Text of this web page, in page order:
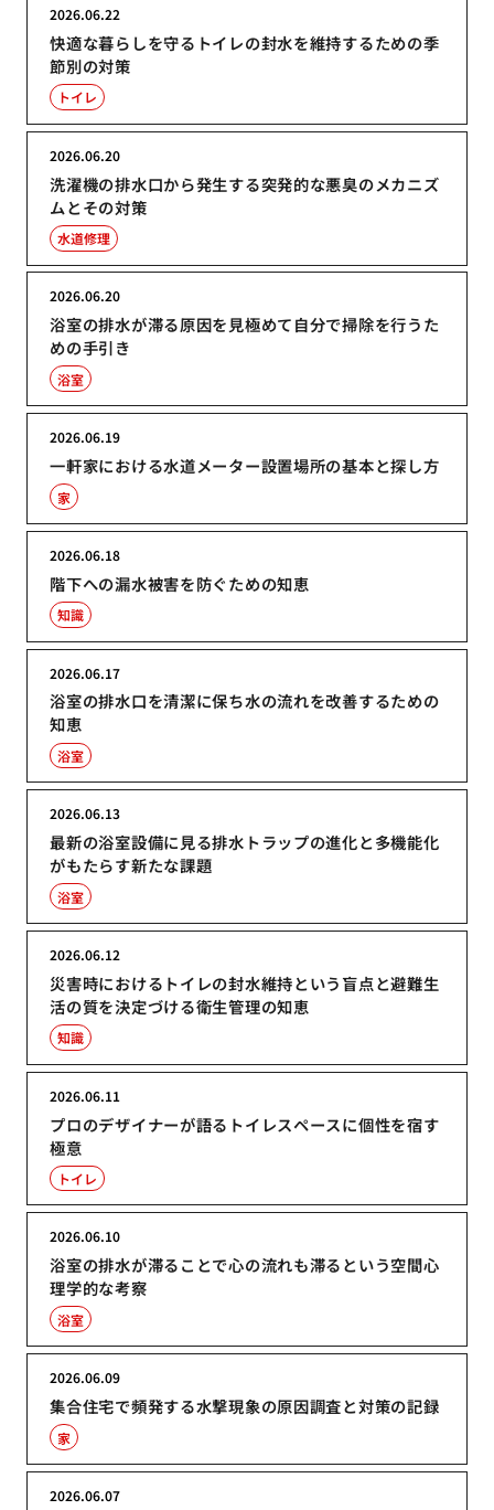
快適な暮らしを守るトイレの封水を維持するための季
節別の対策
2026.06.22
トイレ
洗濯機の排水口から発生する突発的な悪臭のメカニズ
ムとその対策
2026.06.20
水道修理
浴室の排水が滞る原因を見極めて自分で掃除を行うた
めの手引き
2026.06.20
浴室
一軒家における水道メーター設置場所の基本と探し方
2026.06.19
家
階下への漏水被害を防ぐための知恵
2026.06.18
知識
浴室の排水口を清潔に保ち水の流れを改善するための
知恵
2026.06.17
浴室
最新の浴室設備に見る排水トラップの進化と多機能化
がもたらす新たな課題
2026.06.13
浴室
災害時におけるトイレの封水維持という盲点と避難生
活の質を決定づける衛生管理の知恵
2026.06.12
知識
プロのデザイナーが語るトイレスペースに個性を宿す
極意
2026.06.11
トイレ
浴室の排水が滞ることで心の流れも滞るという空間心
理学的な考察
2026.06.10
浴室
集合住宅で頻発する水撃現象の原因調査と対策の記録
2026.06.09
家
2026.06.07